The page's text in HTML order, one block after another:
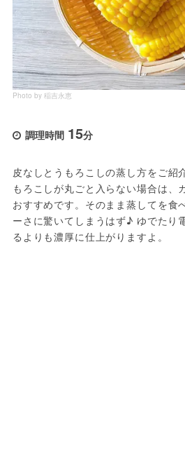
Photo by 稲吉永恵
調理時間 15分
皮なしとうもろこしの蒸し方をご紹
もろこしが丸ごと入らない場合は、
おすすめです。そのまま蒸してを食
ーさに驚いてしまうはず♪ ゆでたり
るよりも濃厚に仕上がりますよ。